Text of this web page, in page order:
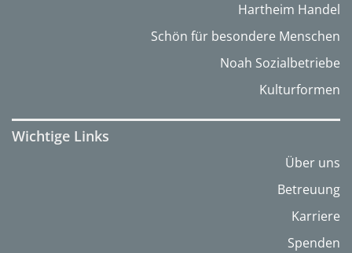
Hartheim Handel
Schön für besondere Menschen
Noah Sozialbetriebe
Kulturformen
Wichtige Links
Über uns
Betreuung
Karriere
Spenden